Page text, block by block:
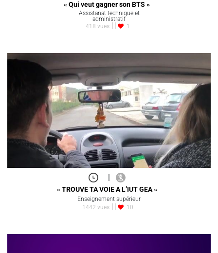
« Qui veut gagner son BTS »
Assistanat technique et
administratif
418 vues
1
|
« TROUVE TA VOIE A L’IUT GEA »
Enseignement supérieur
1442 vues
10